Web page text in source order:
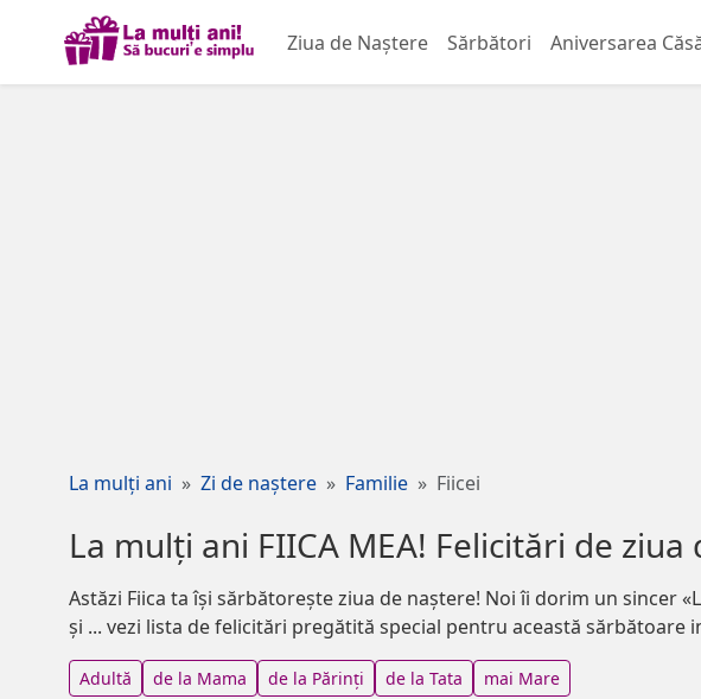
Ziua de Naștere Sărbători Aniversarea
La mulți ani Zi de naștere Familie Fiicei
La mulți ani FIICA MEA! Felicitări de ziua
Astăzi Fiica ta își sărbătorește ziua de naștere! Noi îi dorim un sincer
și ... vezi lista de felicitări pregătită special pentru această sărbătoare
Adultă de la Mama de la Părinți de la Tata mai Mare